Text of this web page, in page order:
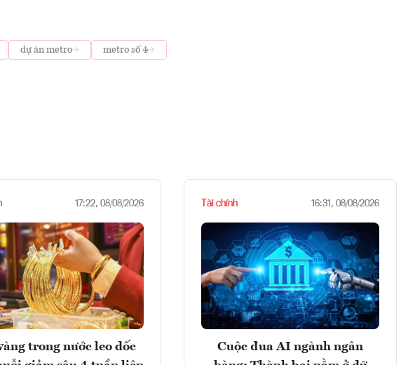
dự án metro
metro số 4
17:22, 08/08/2026
trong nước leo dốc
Tài chính 16:31, 08/08/2026
Cuộc đua AI ngành ngân